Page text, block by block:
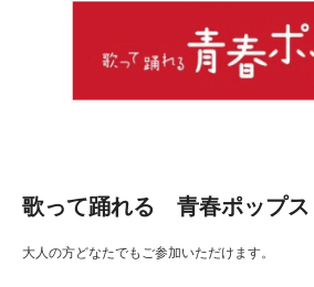
歌って踊れる 青春ポップス
大人の方どなたでもご参加いただけます。